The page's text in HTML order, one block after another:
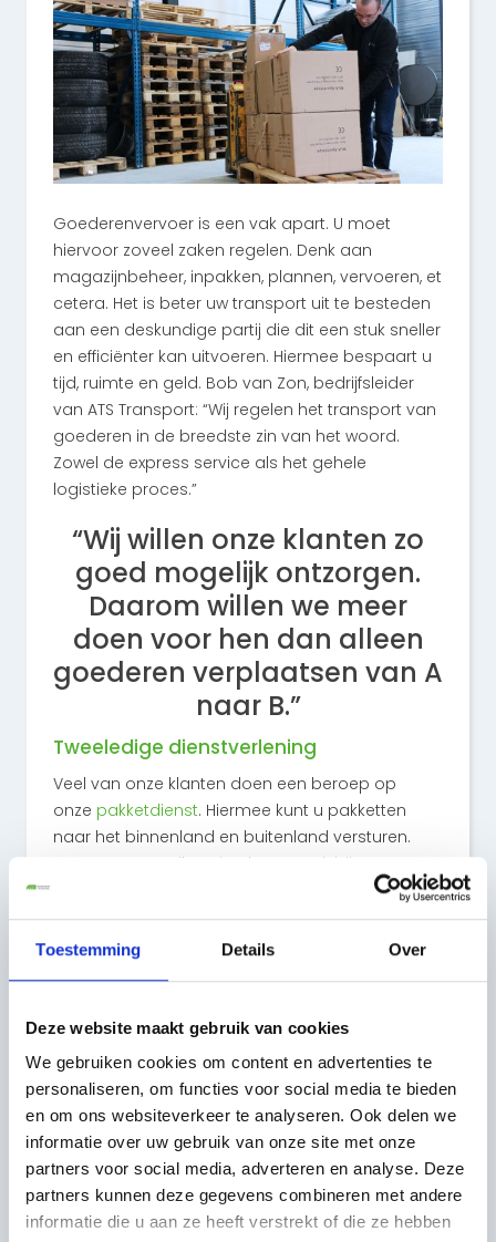
Toestemming Details Over
Deze website maakt gebruik van cookies
We gebruiken cookies om content en advertenties te
personaliseren, om functies voor social media te bieden
en om ons websiteverkeer te analyseren. Ook delen we
informatie over uw gebruik van onze site met onze
partners voor social media, adverteren en analyse. Deze
partners kunnen deze gegevens combineren met andere
informatie die u aan ze heeft verstrekt of die ze hebben
Goederenvervoer is een vak apart. U moet
hiervoor zoveel zaken regelen. Denk aan
magazijnbeheer, inpakken, plannen, vervoeren, et
cetera. Het is beter uw transport uit te besteden
aan een deskundige partij die dit een stuk sneller
en efficiënter kan uitvoeren. Hiermee bespaart u
tijd, ruimte en geld. Bob van Zon, bedrijfsleider
van ATS Transport: “Wij regelen het transport van
goederen in de breedste zin van het woord.
Zowel de express service als het gehele
logistieke proces.”
“Wij willen onze klanten zo
goed mogelijk ontzorgen.
Daarom willen we meer
doen voor hen dan alleen
goederen verplaatsen van A
naar B.”
Tweeledige dienstverlening
Veel van onze klanten doen een beroep op
onze pakketdienst. Hiermee kunt u pakketten
naar het binnenland en buitenland versturen.
Voor een spoedlevering kunt u ook bij ons
terecht. Hier hebben wij altijd gelegenheid voor.
Overigens is onze dienstverlening tweeledig. We
bieden eveneens
logistieke dienstverleningaan.
onze klanten zo goed mogelijk ontzorgen.
alleen goederen verplaatsen van A naar B.”
Dien jouw opdracht in
Logistieke dienstverlening
Als u gebruik wilt maken van onze logistieke